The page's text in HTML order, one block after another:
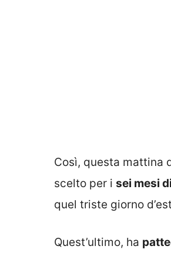
Così, questa mattina
scelto per i sei mesi
quel triste giorno
Quest’ultimo, ha